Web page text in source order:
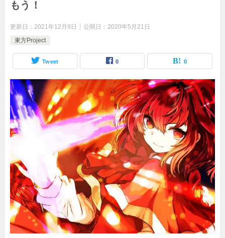
もう！
更新日： 2021年12月9日 公開日： 2020年5月21日
東方Project
Tweet 0 0